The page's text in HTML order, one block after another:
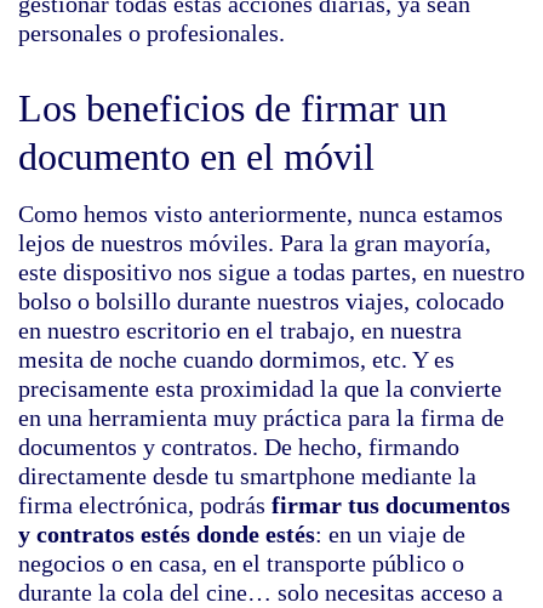
personales o profesionales.
Los beneficios de firmar un
documento en el móvil
Como hemos visto anteriormente, nunca estamos
lejos de nuestros móviles. Para la gran mayoría,
este dispositivo nos sigue a todas partes, en nuestro
bolso o bolsillo durante nuestros viajes, colocado
en nuestro escritorio en el trabajo, en nuestra
mesita de noche cuando dormimos, etc. Y es
precisamente esta proximidad la que la convierte
en una herramienta muy práctica para la firma de
documentos y contratos. De hecho, firmando
directamente desde tu smartphone mediante la
firma electrónica, podrás firmar tus documentos
y contratos estés donde estés: en un viaje de
negocios o en casa, en el transporte público o
durante la cola del cine… solo necesitas acceso a